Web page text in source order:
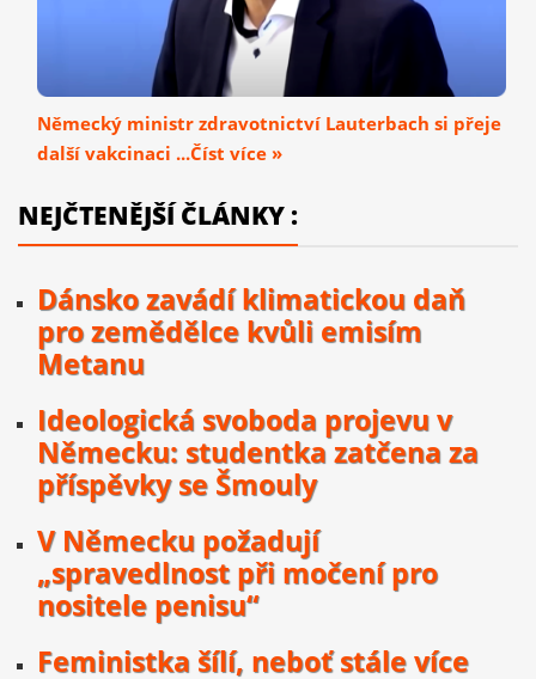
Německý ministr zdravotnictví Lauterbach si přeje
další vakcinaci ...Číst více »
NEJČTENĚJŠÍ ČLÁNKY :
Dánsko zavádí klimatickou daň
pro zemědělce kvůli emisím
Metanu
Ideologická svoboda projevu v
Německu: studentka zatčena za
příspěvky se Šmouly
V Německu požadují
„spravedlnost při močení pro
nositele penisu“
Feministka šílí, neboť stále více